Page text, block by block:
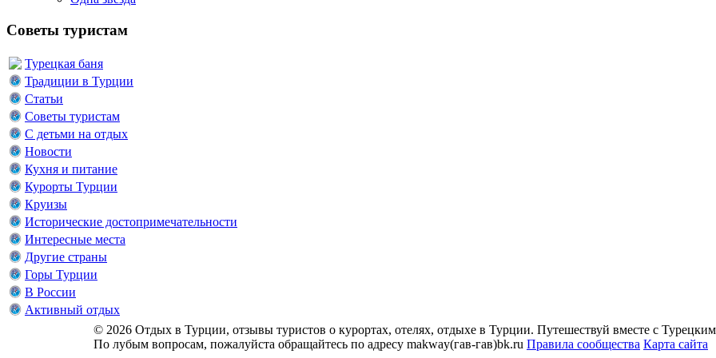
Советы туристам
Турецкая баня
Традиции в Турции
Статьи
Советы туристам
С детьми на отдых
Новости
Кухня и питание
Курорты Турции
Круизы
Исторические достопримечательности
Интересные места
Другие страны
Горы Турции
В России
Активный отдых
© 2026 Отдых в Турции, отзывы туристов о курортах, отелях, отдыхе в Турции. Путешествуй вместе с
По лубым вопросам, пожалуйста обращайтесь по адресу makway(гав-гав)bk.ru Правила сообщества Карта сайта